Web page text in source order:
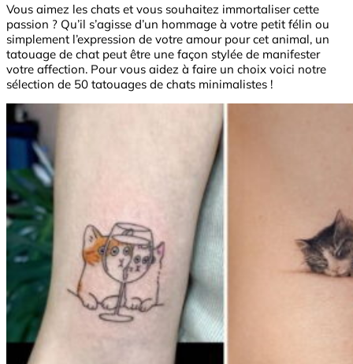
Vous aimez les chats et vous souhaitez immortaliser cette
passion ? Qu’il s’agisse d’un hommage à votre petit félin ou
simplement l’expression de votre amour pour cet animal, un
tatouage de chat peut être une façon stylée de manifester
votre affection. Pour vous aidez à faire un choix voici notre
sélection de 50 tatouages de chats minimalistes !